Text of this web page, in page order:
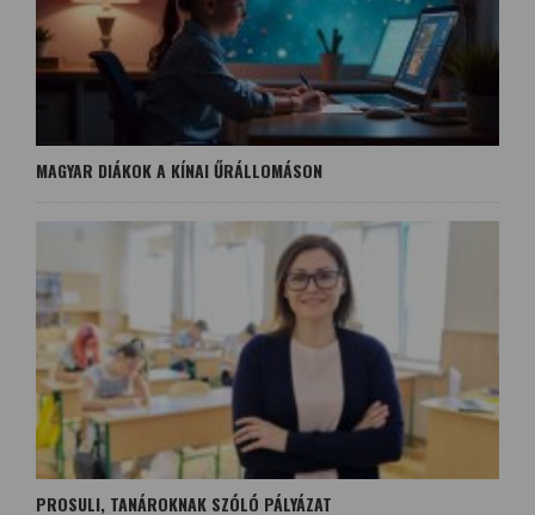
MAGYAR DIÁKOK A KÍNAI ŰRÁLLOMÁSON
PROSULI, TANÁROKNAK SZÓLÓ PÁLYÁZAT